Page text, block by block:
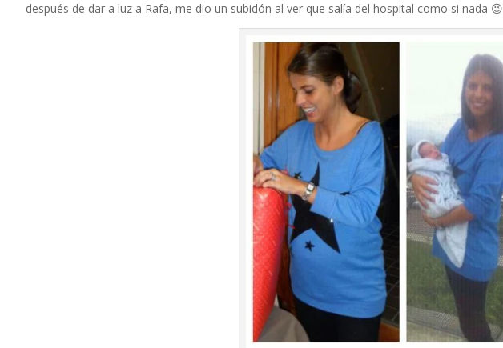
después de dar a luz a Rafa, me dio un subidón al ver que salía del hospital como si nada 😉